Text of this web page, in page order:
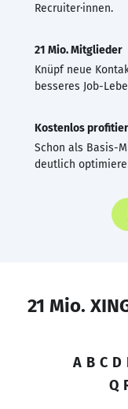
Recruiter·innen.
21 Mio. Mitglieder
Knüpf neue
besseres Job-
Kostenlos
Schon als Basis-
deutlich
21 Mio.
A B C D
Q